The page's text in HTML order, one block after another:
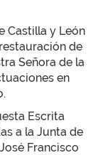
Castilla y León
de
Señora de la
en
Escrita
a la Junta de
Francisco